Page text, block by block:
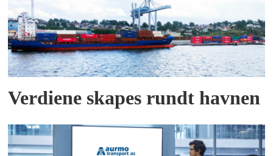
Verdiene skapes rundt havnen